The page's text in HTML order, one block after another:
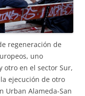
regeneración de
uno
otro en el sector Sur,
ejecución de otro
Urban Alameda-San